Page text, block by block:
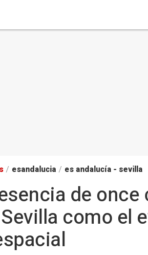
/ esandalucia / es andalucía - sevilla
de
como el